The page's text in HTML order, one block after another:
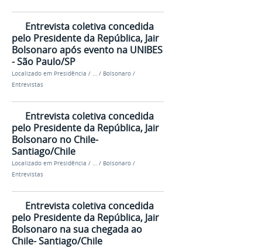
Entrevista coletiva concedida
pelo Presidente da República, Jair
Bolsonaro após evento na UNIBES
- São Paulo/SP
Localizado em Presidência / … / Bolsonaro /
Entrevistas
Entrevista coletiva concedida
pelo Presidente da República, Jair
Bolsonaro no Chile-
Santiago/Chile
Localizado em Presidência / … / Bolsonaro /
Entrevistas
Entrevista coletiva concedida
pelo Presidente da República, Jair
Bolsonaro na sua chegada ao
Chile- Santiago/Chile